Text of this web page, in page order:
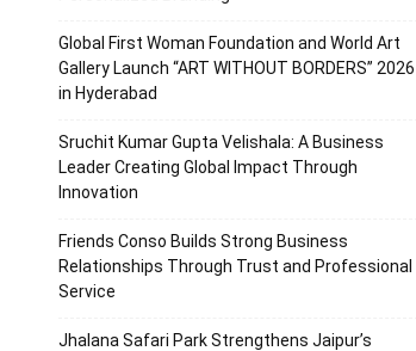
Global First Woman Foundation and World Art
Gallery Launch “ART WITHOUT BORDERS” 2026
in Hyderabad
Sruchit Kumar Gupta Velishala: A Business
Leader Creating Global Impact Through
Innovation
Friends Conso Builds Strong Business
Relationships Through Trust and Professional
Service
Jhalana Safari Park Strengthens Jaipur’s